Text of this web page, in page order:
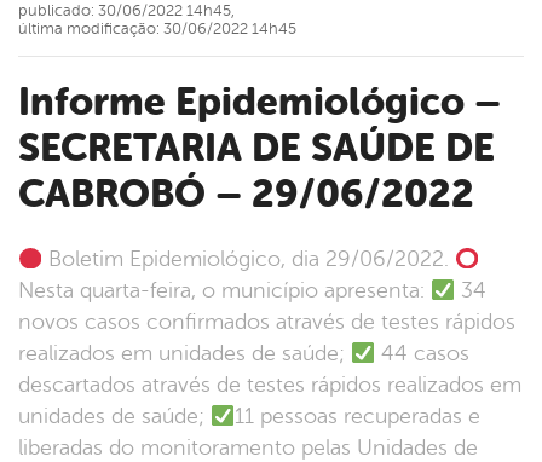
Informe Epidemiológico –
SECRETARIA DE SAÚDE DE
CABROBÓ – 29/06/2022
Boletim Epidemiológico, dia 29/06/2022.
Nesta quarta-feira, o município apresenta:
34
novos casos confirmados através de testes rápidos
realizados em unidades de saúde;
44 casos
descartados através de testes rápidos realizados em
unidades de saúde;
11 pessoas recuperadas e
liberadas do monitoramento pelas Unidades de
publicado: 30/06/2022 14h45,
última modificação: 30/06/2022 14h45